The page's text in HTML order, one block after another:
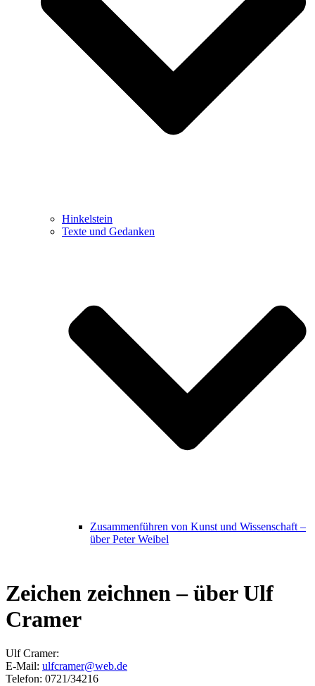
Hinkelstein
Texte und Gedanken
Zusammenführen von Kunst und Wissenschaft –
über Peter Weibel
Zeichen zeichnen – über Ulf
Cramer
Ulf Cramer:
E-Mail: ulfcramer@web.de
Telefon: 0721/34216